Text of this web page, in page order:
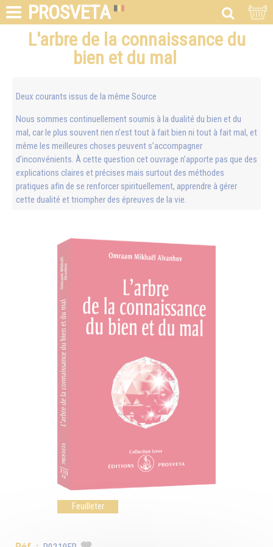
PROSVETA
L'arbre de la connaissance du
bien et du mal
Deux courants issus de la même Source
Nous sommes continuellement soumis à la dualité du bien et du
mal, car le plus souvent rien n’est tout à fait bien ni tout à fait mal, et
même les meilleures choses peuvent s’accompagner
d’inconvénients. À cette question cet ouvrage n’apporte pas que des
explications claires et précises mais surtout des méthodes
pratiques afin de se renforcer spirituellement, apprendre à gérer
cette dualité et triompher des épreuves de la vie.
Feuilleter